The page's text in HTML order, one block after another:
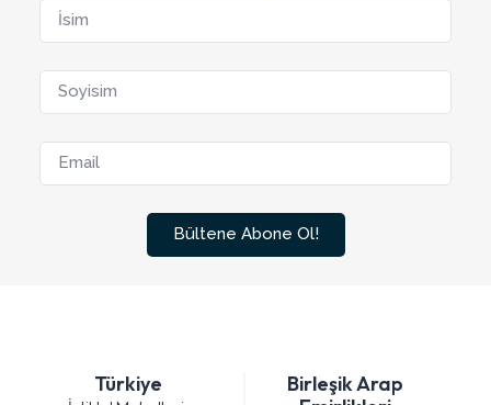
Bültene Abone Ol!
Türkiye
Birleşik Arap